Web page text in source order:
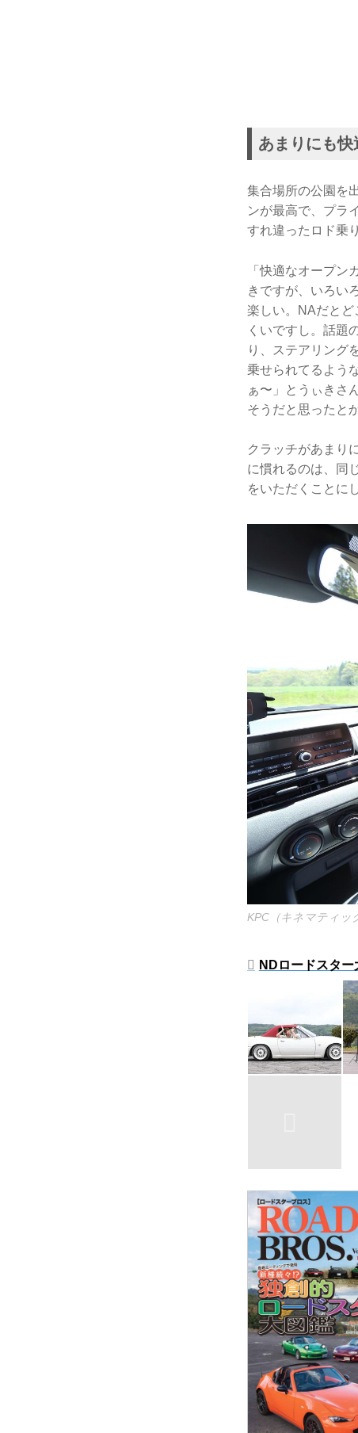
あまりにも
集合場所の公園を
ンが最高で、プラ
すれ違ったロド乗
「快適なオープ
きですが、いろい
楽しい。NAだとど
くいですし。話題
り、ステアリング
乗せられてるよう
ぁ〜」とうぃきさ
そうだと思ったとか
クラッチがあまり
に慣れるのは、同
をいただくことに
KPC（キネマティッ
NDロードスタ